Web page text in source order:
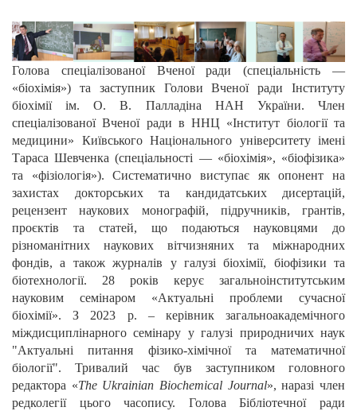
Голова спеціалізованої Вченої ради (спеціальність —
«біохімія») та заступник Голови Вченої ради Інституту
біохімії ім. О. В. Палладіна НАН України. Член
спеціалізованої Вченої ради в ННЦ «Інститут біології та
медицини» Київського Національного університету імені
Тараса Шевченка (спеціальності — «біохімія», «біофізика»
та «фізіологія»). Систематично виступає як опонент на
захистах докторських та кандидатських дисертацій,
рецензент наукових монографій, підручників, грантів,
проєктів та статей, що подаються науковцями до
різноманітних наукових вітчизняних та міжнародних
фондів, а також журналів у галузі біохімії, біофізики та
біотехнології. 28 років керує загальноінститутським
науковим семінаром «Актуальні проблеми сучасної
біохімії». З 2023 р. – керівник загальноакадемічного
міждисциплінарного семінару у галузі природничих наук
"Актуальні питання фізико-хімічної та математичної
біології". Тривалий час був заступником головного
редактора «The Ukrainian Biochemical Journal», наразі член
редколегії цього часопису. Голова Бібліотечної ради